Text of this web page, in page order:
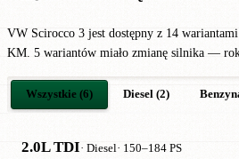
VW Scirocco 3 jest dostępny z 14
KM. 5 wariantów miało zmianę silnika —
Wszystkie (6) Diesel (2)
2.0L TDI· Diesel· 150–184 PS